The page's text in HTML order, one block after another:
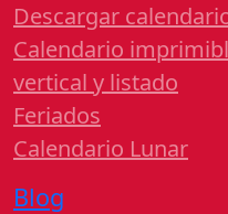
Descargar
Calendario
vertical y listado
Feriados
Calendario Lunar
Blog